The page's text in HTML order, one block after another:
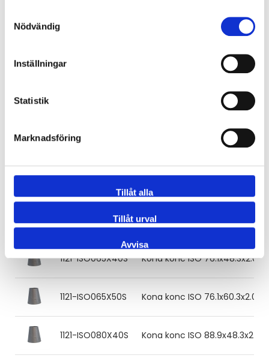
Nödvändig
Inställningar
Statistik
Marknadsföring
Tillåt alla
Tillåt urval
Avvisa
Kona konc ISO 48.3x33.7x2.0
1121-ISO040X32S Kona konc ISO 48.3x42.4x2.0
Kona konc ISO 60.3x33.7x2.0
1121-ISO050X32S Kona konc ISO 60.3x42.4x2.0
1121-ISO065X32S Kona konc ISO 76.1x42.4x2.0
1121-ISO065X40S Kona konc ISO 76.1x48.3x2.0
1121-ISO065X50S Kona konc ISO 76.1x60.3x2.0
1121-ISO080X40S Kona konc ISO 88.9x48.3x2.0